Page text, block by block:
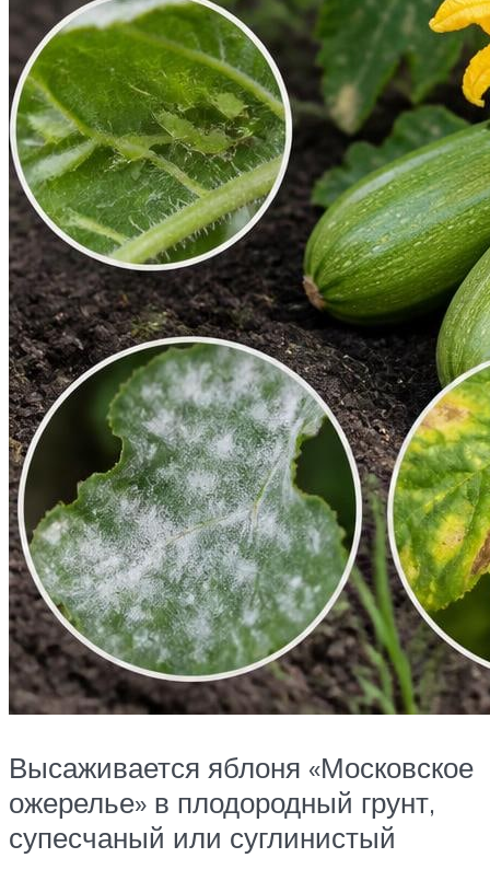
Высаживается яблоня «Московское
ожерелье» в плодородный грунт,
супесчаный или суглинистый